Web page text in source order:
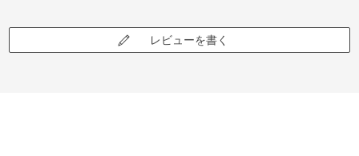
レビューを書く